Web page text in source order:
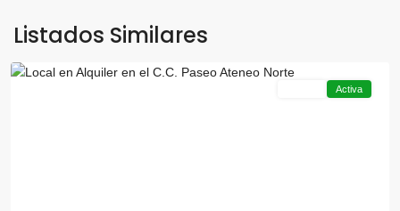
Listados Similares
Valencia
Activa